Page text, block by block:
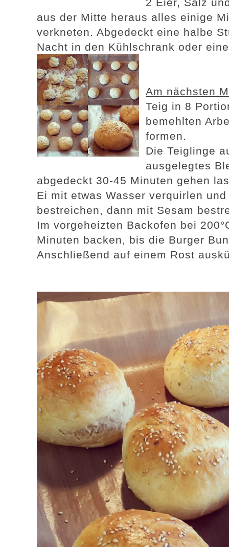
aus der Mitte heraus alles einige
verkneten. Abgedeckt eine halbe
Nacht in den Kühlschrank oder
Am nächsten
Teig in 8
bemehlten
formen.
Die Teiglinge
ausgelegtes
abgedeckt 30-45 Minuten gehen
Ei mit etwas Wasser verquirlen
bestreichen, dann mit Sesam
Im vorgeheizten Backofen bei
Minuten backen, bis die Burger
Anschließend auf einem Rost